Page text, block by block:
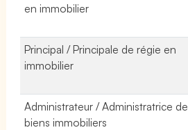
en immobilier
Principal / Principale de régie en
immobilier
Administrateur / Administratrice de
biens immobiliers